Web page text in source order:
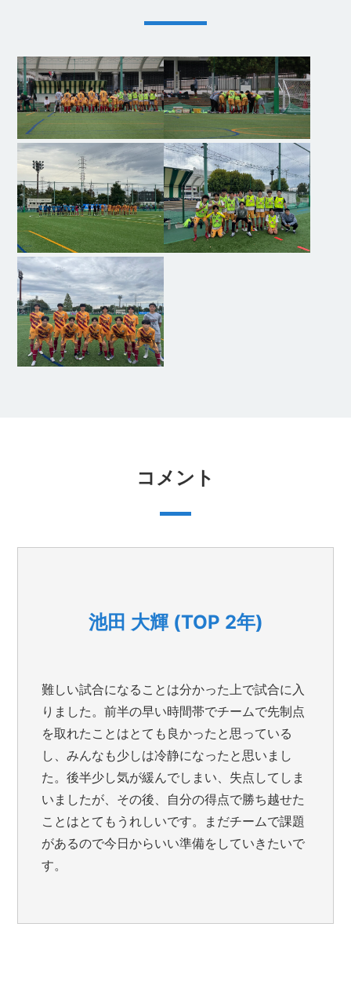
コメント
池田 大輝 (TOP 2年)
難しい試合になることは分かった上で試合に入
りました。前半の早い時間帯でチームで先制点
を取れたことはとても良かったと思っている
し、みんなも少しは冷静になったと思いまし
た。後半少し気が緩んでしまい、失点してしま
いましたが、その後、自分の得点で勝ち越せた
ことはとてもうれしいです。まだチームで課題
があるので今日からいい準備をしていきたいで
す。